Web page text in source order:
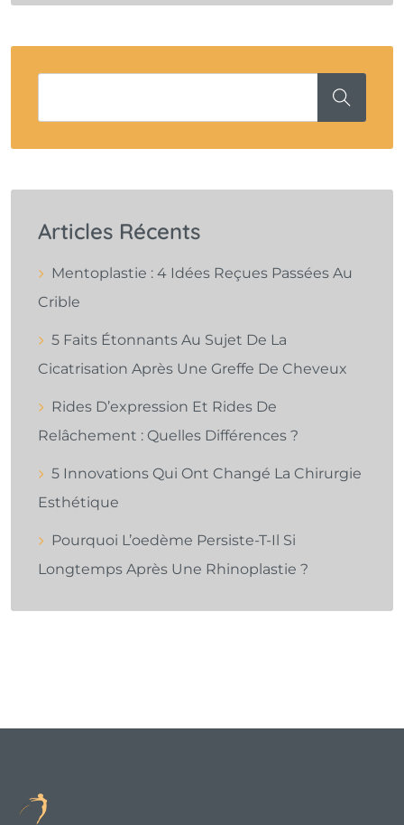
Articles Récents
Mentoplastie : 4 Idées Reçues Passées Au
Crible
5 Faits Étonnants Au Sujet De La
Cicatrisation Après Une Greffe De Cheveux
Rides D’expression Et Rides De
Relâchement : Quelles Différences ?
5 Innovations Qui Ont Changé La Chirurgie
Esthétique
Pourquoi L’oedème Persiste-T-Il Si
Longtemps Après Une Rhinoplastie ?